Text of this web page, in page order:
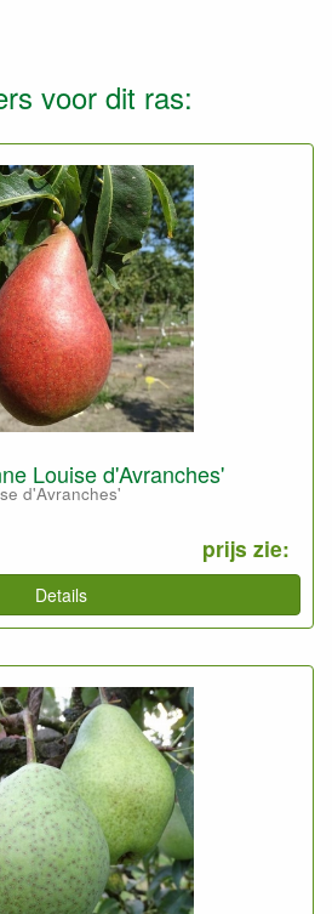
voor dit ras:
Louise d'Avranches'
d'Avranches'
prijs zie:
Details